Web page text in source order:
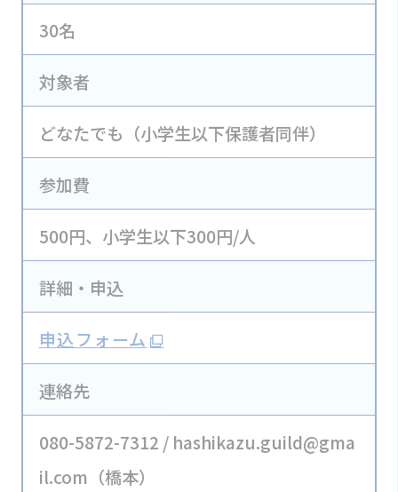
30名
対象者
どなたでも（小学生以下保護者同伴）
参加費
500円、小学生以下300円/人
詳細・申込
申込フォーム
連絡先
080-5872-7312 / hashikazu.guild@gma
il.com（橋本）